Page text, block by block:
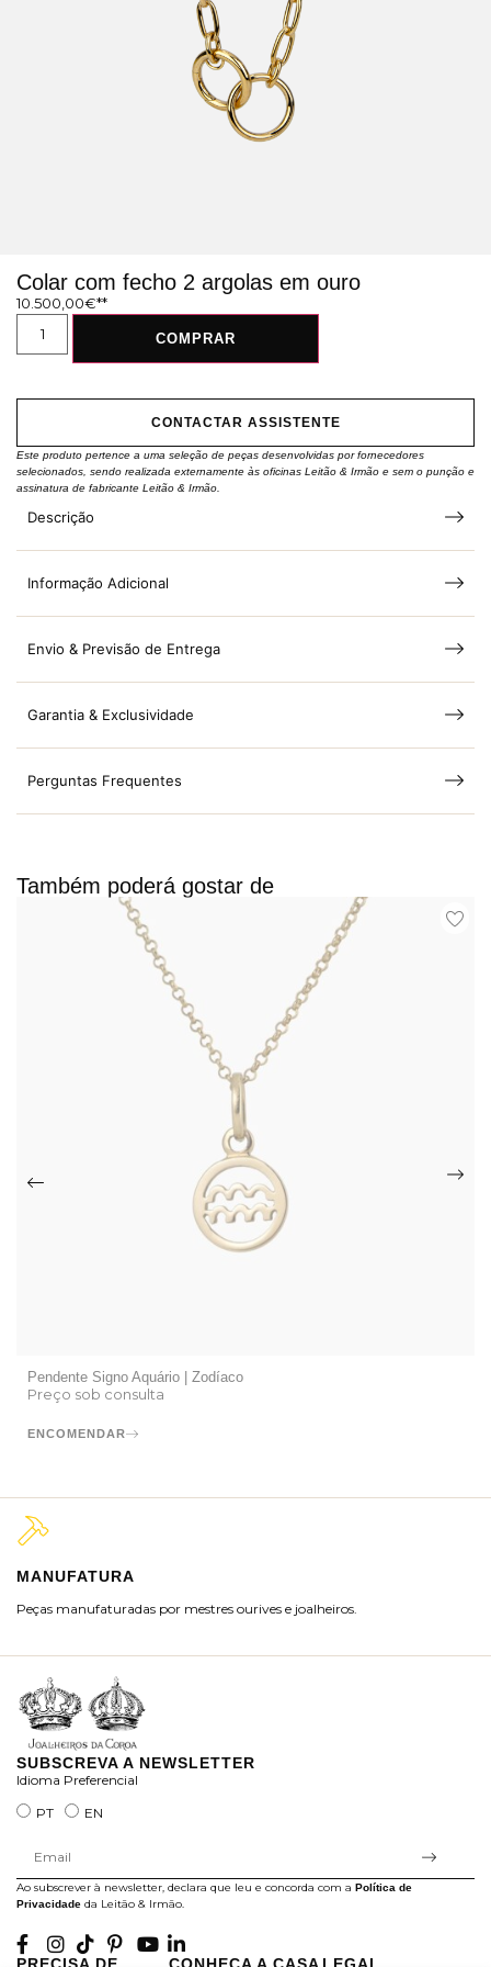
Colar com fecho 2 argolas em ouro
10.500,00€
COMPRAR
CONTACTAR ASSISTENTE
Este produto pertence a uma seleção de peças desenvolvidas por fornecedores
selecionados, sendo realizada externamente às oficinas Leitão & Irmão e sem o punção e
assinatura de fabricante Leitão & Irmão.
Descrição
Informação Adicional
Envio & Previsão de Entrega
Garantia & Exclusividade
Perguntas Frequentes
Também poderá gostar de
Pendente Signo Aquário | Zodíaco
Preço sob consulta
ENCOMENDAR
MANUFATURA
Peças manufaturadas por mestres ourives e joalheiros.
SUBSCREVA A NEWSLETTER
Idioma Preferencial
PT
EN
Ao subscrever à newsletter, declara que leu e concorda com a Política de
Privacidade da Leitão & Irmão.